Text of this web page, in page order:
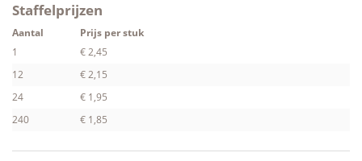
Staffelprijzen
Aantal
Prijs per stuk
1
€ 2,45
12
€ 2,15
24
€ 1,95
240
€ 1,85